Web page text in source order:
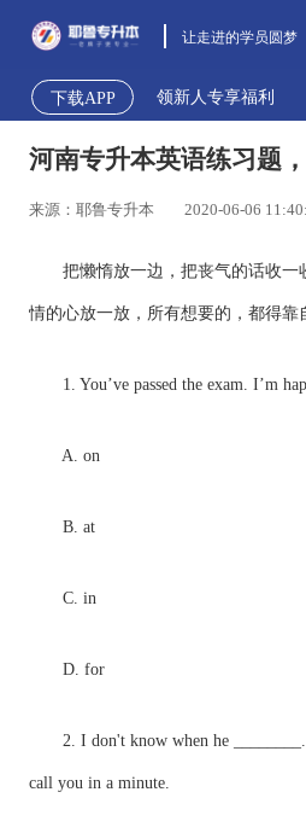
让走进的学员圆梦
下载APP 领新人专享福利
河南专升本英语练习题
来源：耶鲁专升本 2020-06-06
把懒惰放一边，把丧气的话收一
情的心放一放，所有想要的，都得靠
1. You’ve passed the exam. I’m
A. on
B. at
C. in
D. for
2. I don't know when he ________.
call you in a minute.